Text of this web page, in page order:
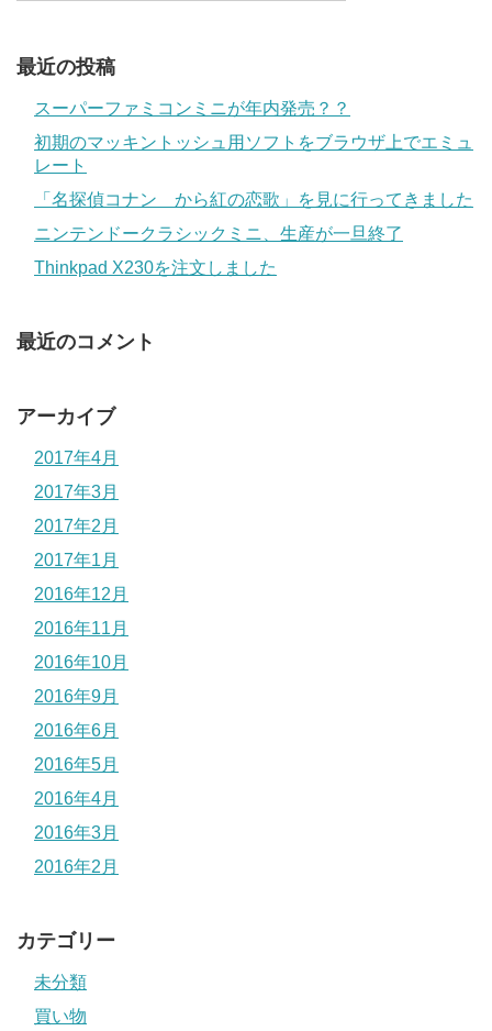
最近の投稿
スーパーファミコンミニが年内発売？？
初期のマッキントッシュ用ソフトをブラウザ上でエミュ
レート
「名探偵コナン から紅の恋歌」を見に行ってきました
ニンテンドークラシックミニ、生産が一旦終了
Thinkpad X230を注文しました
最近のコメント
アーカイブ
2017年4月
2017年3月
2017年2月
2017年1月
2016年12月
2016年11月
2016年10月
2016年9月
2016年6月
2016年5月
2016年4月
2016年3月
2016年2月
カテゴリー
未分類
買い物